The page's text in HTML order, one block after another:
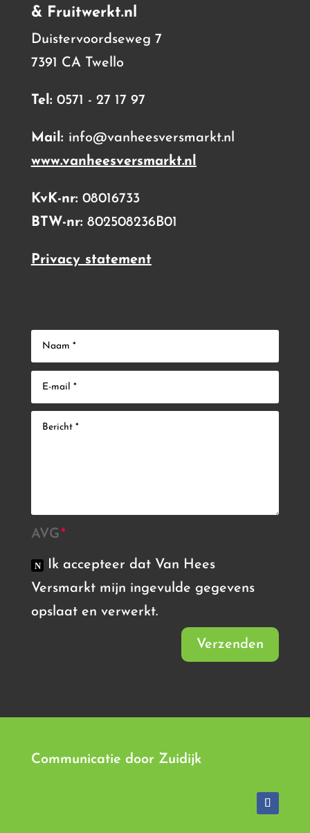
& Fruitwerkt.nl
Duistervoordseweg 7
7391 CA Twello
Tel: 0571 - 27 17 97
Mail: info@vanheesversmarkt.nl
www.vanheesversmarkt.nl
KvK-nr: 08016733
BTW-nr: 802508236B01
Privacy statement
AVG
Ik accepteer dat Van Hees
Versmarkt mijn ingevulde gegevens
opslaat en verwerkt.
Verzenden
Communicatie door Zuidijk